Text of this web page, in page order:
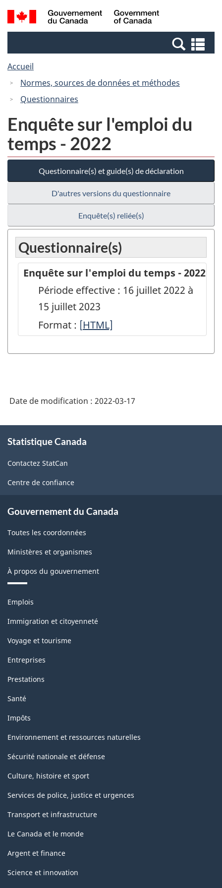
Passer
au
Passer
à
Canada
Recherche
et
et
Accueil
Normes, sources de données et méthodes
Questionnaires
Enquête sur l'emploi du
temps - 2022
Questionnaire(s) et guide(s) de déclaration
D'autres versions du questionnaire
Enquête(s) reliée(s)
Questionnaire(s)
Enquête sur l'emploi du temps - 2022
Période effective : 16 juillet 2022 à
15 juillet 2023
Format : [Enquête
l'emploi
-
2022
-
HTML]
Date de modification : 2022-03-17
propos
ce
site
Statistique Canada
Contactez StatCan
Centre de confiance
Gouvernement du Canada
Toutes les coordonnées
Ministères et organismes
À propos du gouvernement
Thèmes
sujets
Emplois
Immigration et citoyenneté
Voyage et tourisme
Entreprises
Prestations
Santé
Impôts
Environnement et ressources naturelles
Sécurité nationale et défense
Culture, histoire et sport
Services de police, justice et urgences
Transport et infrastructure
Le Canada et le monde
Argent et finance
Science et innovation